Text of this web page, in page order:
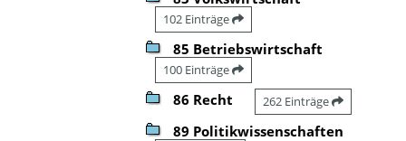
102 Einträge
85 Betriebswirtschaft
100 Einträge
86 Recht 262 Einträge
89 Politikwissenschaften